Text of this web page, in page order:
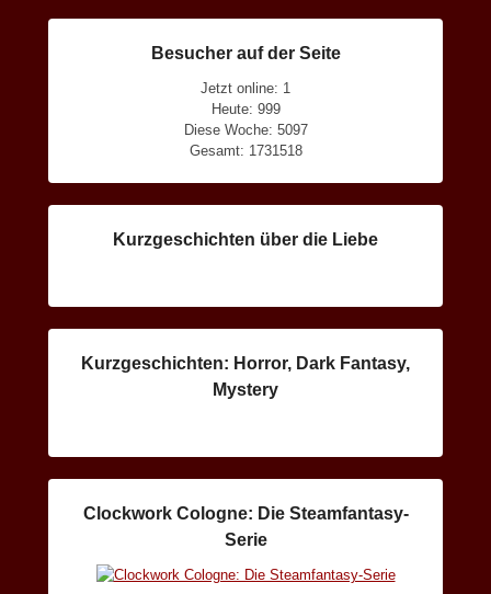
Besucher auf der Seite
Jetzt online: 1
Heute: 999
Diese Woche: 5097
Gesamt: 1731518
Kurzgeschichten über die Liebe
Kurzgeschichten: Horror, Dark Fantasy,
Mystery
Clockwork Cologne: Die Steamfantasy-
Serie